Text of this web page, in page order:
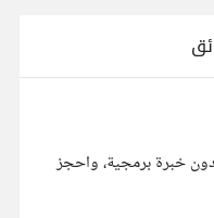
خبرة برمجية، واحجز